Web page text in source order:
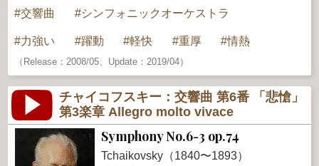
交響曲 シンフォニックオーケストラ
力強い 躍動 軽快 重厚 情熱
（Release：2008/05、Update：2019/04）
チャイコフスキー：交響曲 第6番 「悲愴」
第3楽章 Allegro molto vivace
Symphony No.6-3 op.74
Tchaikovsky（1840〜1893）